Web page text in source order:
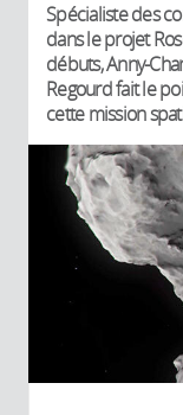
Spécialiste des
dans le projet
débuts, Anny-
Regourd fait le
cette mission